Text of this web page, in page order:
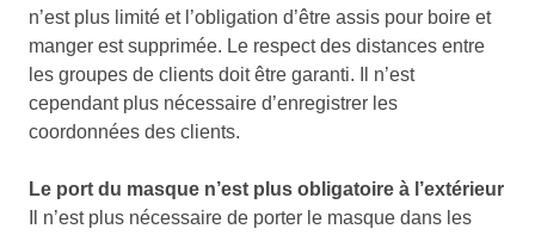
n’est plus limité et l’obligation d’être assis pour boire et
manger est supprimée. Le respect des distances entre
les groupes de clients doit être garanti. Il n’est
cependant plus nécessaire d’enregistrer les
coordonnées des clients.
Le port du masque n’est plus obligatoire à l’extérieur
Il n’est plus nécessaire de porter le masque dans les